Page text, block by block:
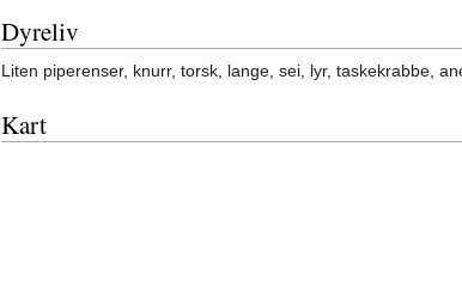
Dyreliv
Liten piperenser, knurr, torsk, lange, sei, lyr, taskekrabbe,
Kart